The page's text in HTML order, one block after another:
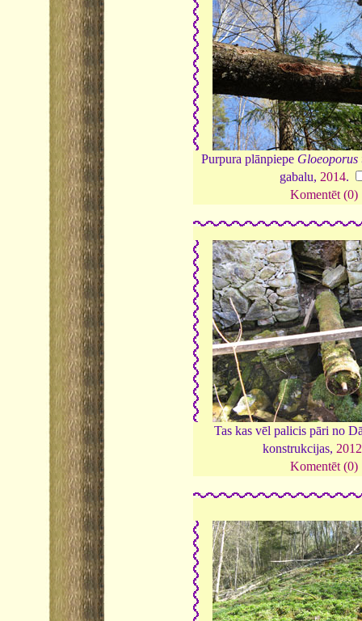
Purpura plānpiepe Gloeoporus
gabalu, 2014.
Komentēt (0)
Tas kas vēl palicis pāri no
konstrukcijas, 2012
Komentēt (0)